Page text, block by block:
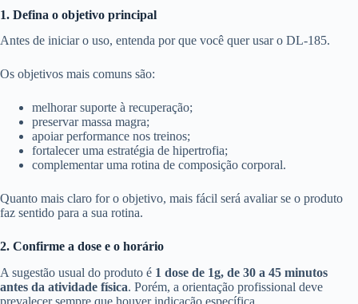
1. Defina o objetivo principal
Antes de iniciar o uso, entenda por que você quer usar o DL-185.
Os objetivos mais comuns são:
melhorar suporte à recuperação;
preservar massa magra;
apoiar performance nos treinos;
fortalecer uma estratégia de hipertrofia;
complementar uma rotina de composição corporal.
Quanto mais claro for o objetivo, mais fácil será avaliar se o produto
faz sentido para a sua rotina.
2. Confirme a dose e o horário
A sugestão usual do produto é 1 dose de 1g, de 30 a 45 minutos
antes da atividade física. Porém, a orientação profissional deve